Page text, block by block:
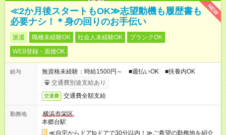
NEW
≪2か月後スタートもOK≫志望動機も履歴書も
必要ナシ！＊身の回りのお手伝い
派遣 職種未経験OK 社会人未経験OK
ブランクOK
WEB登録・面接OK
給与
無資格未経験：時給1500円～ ■週払いOK ■扶養内OK
交通費別途支給あり
交通費 交通費全額支給
勤務地
横浜市栄区
本郷台駅
≪自宅からドアtoドアで30分以内！≫ご希望の勤務地を紹介